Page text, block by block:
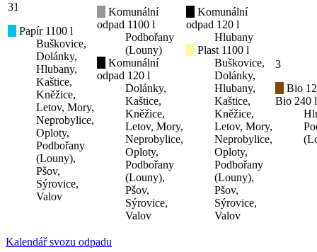
31
Papír 1100 l
Buškovice,
Dolánky,
Hlubany,
Kaštice,
Kněžice,
Letov, Mory,
Neprobylice,
Oploty,
Podbořany
(Louny),
Pšov,
Sýrovice,
Valov
Komunální
odpad 1100 l
Podbořany
(Louny)
Komunální
odpad 120 l
Dolánky,
Kaštice,
Kněžice,
Letov, Mory,
Neprobylice,
Oploty,
Podbořany
(Louny),
Pšov,
Sýrovice,
Valov
Komunální
odpad 120 l
Hlubany
Plast 1100 l
Buškovice,
Dolánky,
Hlubany,
Kaštice,
Kněžice,
Letov, Mory,
Neprobylice,
Oploty,
Podbořany
(Louny),
Pšov,
Sýrovice,
Valov
3
Bio
Bio 240 l
Kalendář svozu odpadu